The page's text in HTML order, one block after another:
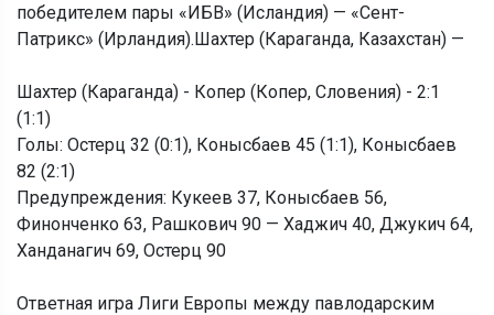
победителем пары «ИБВ» (Исландия) — «Сент-
Патрикс» (Ирландия).Шахтер (Караганда, Казахстан) —
Шахтер (Караганда) - Копер (Копер, Словения) - 2:1
(1:1)
Голы: Остерц 32 (0:1), Конысбаев 45 (1:1), Конысбаев
82 (2:1)
Предупреждения: Кукеев 37, Конысбаев 56,
Финонченко 63, Рашкович 90 — Хаджич 40, Джукич 64,
Ханданагич 69, Остерц 90
Ответная игра Лиги Европы между павлодарским